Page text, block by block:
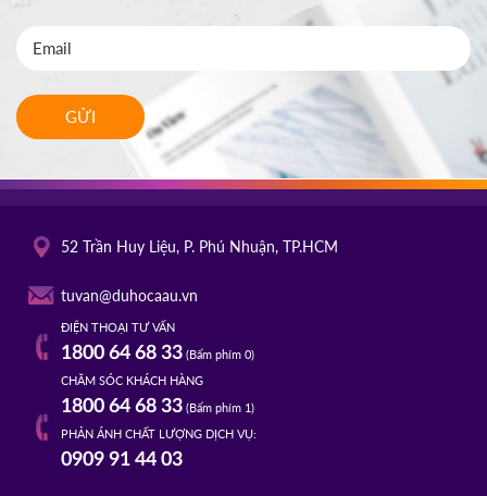
GỬI
52 Trần Huy Liệu, P. Phú Nhuận, TP.HCM
tuvan@duhocaau.vn
ĐIỆN THOẠI TƯ VẤN
1800 64 68 33(Bấm phím 0)
CHĂM SÓC KHÁCH HÀNG
1800 64 68 33(Bấm phím 1)
PHẢN ÁNH CHẤT LƯỢNG DỊCH VỤ:
0909 91 44 03